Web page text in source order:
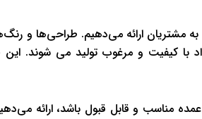
مشتریان ارائه می‌دهیم. طراحی‌ها و
با کیفیت و مرغوب تولید می شوند. این
مناسب و قابل قبول باشد، ارائه